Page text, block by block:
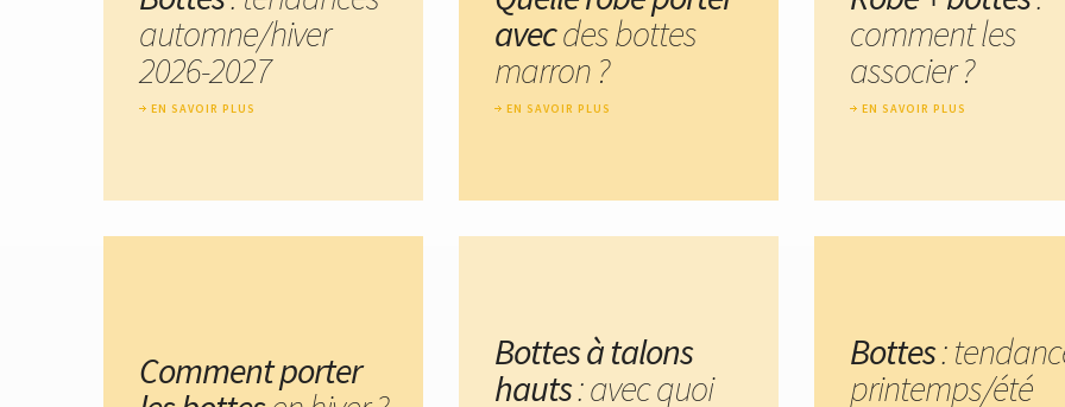
automne/hiver
2026-2027
EN SAVOIR PLUS
avecdes bottes
marron ?
EN SAVOIR PLUS
comment les
associer ?
EN SAVOIR PLUS
Comment porter
Bottes à talons
hauts: avec quoi
Bottes:
printemps/été